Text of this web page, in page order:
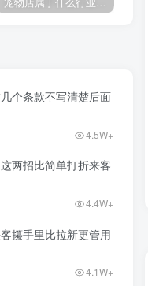
个条款不写清楚后面
4.5W+
两招比简单打折来客
4.4W+
攥手里比拉新更管用
4.1W+